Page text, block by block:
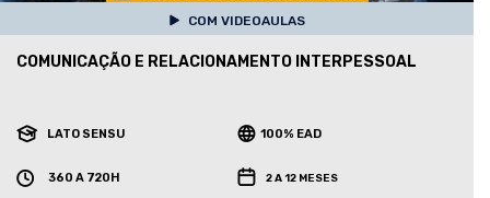
COM VIDEOAULAS
COMUNICAÇÃO E RELACIONAMENTO INTERPESSOAL
LATO SENSU 100% EAD
360 A 720H 2 A 12 MESES